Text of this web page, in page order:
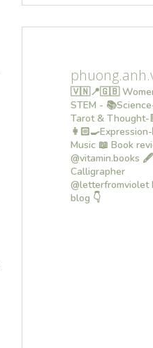
🇻🇳📍🇬🇧
STEM -
Tarot & Thought-
Music 📖 Book
@vitamin.books 🖋
Calligrapher
@letterfromviolet
blog 👇